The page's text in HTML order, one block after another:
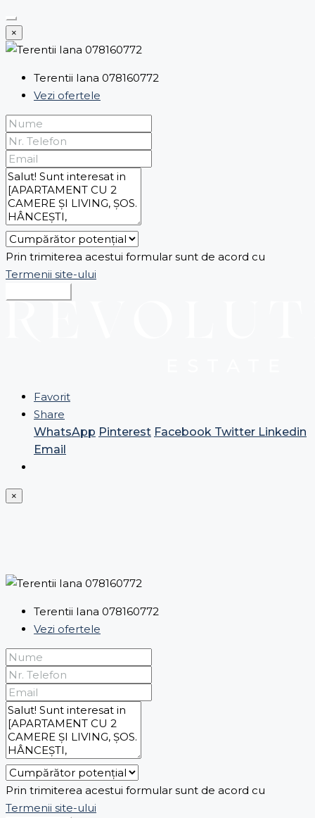
×
Terentii Iana 078160772
Vezi ofertele
Prin trimiterea acestui formular sunt de acord cu
Termenii site-ului
Favorit
Share
WhatsApp Pinterest Facebook Twitter Linkedin
Email
×
Terentii Iana 078160772
Vezi ofertele
Prin trimiterea acestui formular sunt de acord cu
Termenii site-ului